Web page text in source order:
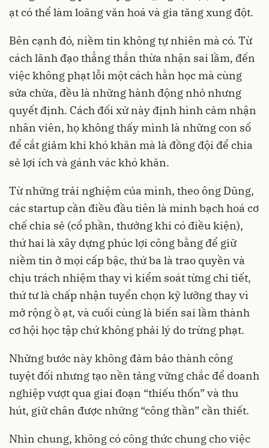
ạt có thể làm loãng văn hoá và gia tăng xung đột.
Bên cạnh đó, niềm tin không tự nhiên mà có. Từ
cách lãnh đạo thẳng thắn thừa nhận sai lầm, đến
việc không phạt lỗi một cách hằn học mà cùng
sửa chữa, đều là những hành động nhỏ nhưng
quyết định. Cách đối xử này định hình cảm nhận
nhân viên, họ không thấy mình là những con số
để cắt giảm khi khó khăn mà là đồng đội để chia
sẻ lợi ích và gánh vác khó khăn.
Từ những trải nghiệm của mình, theo ông Dũng,
các startup cần điều đầu tiên là minh bạch hoá cơ
chế chia sẻ (cổ phần, thưởng khi có điều kiện),
thứ hai là xây dựng phúc lợi công bằng để giữ
niềm tin ở mọi cấp bậc, thứ ba là trao quyền và
chịu trách nhiệm thay vì kiểm soát từng chi tiết,
thứ tư là chấp nhận tuyển chọn kỹ lưỡng thay vì
mở rộng ồ ạt, và cuối cùng là biến sai lầm thành
cơ hội học tập chứ không phải lý do trừng phạt.
Những bước này không đảm bảo thành công
tuyệt đối nhưng tạo nền tảng vững chắc để doanh
nghiệp vượt qua giai đoạn “thiếu thốn” và thu
hút, giữ chân được những “công thần” cần thiết.
Nhìn chung, không có công thức chung cho việc